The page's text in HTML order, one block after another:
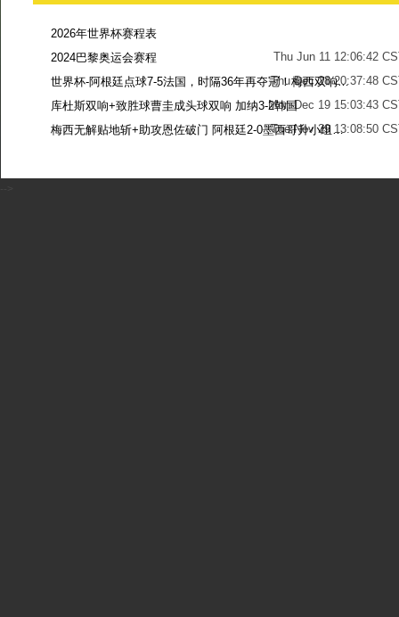
2026年世界杯赛程表
Thu Jun 11 12:06:42
2024巴黎奥运会赛程
Thu Dec 28 20:37:48
世界杯-阿根廷点球7-5法国，时隔36年再夺冠！梅西双响姆巴佩戴帽
Mon Dec 19 15:03:43
库杜斯双响+致胜球曹圭成头球双响 加纳3-2韩国
Tue Nov 29 13:08:50
梅西无解贴地斩+助攻恩佐破门 阿根廷2-0墨西哥升小组第二